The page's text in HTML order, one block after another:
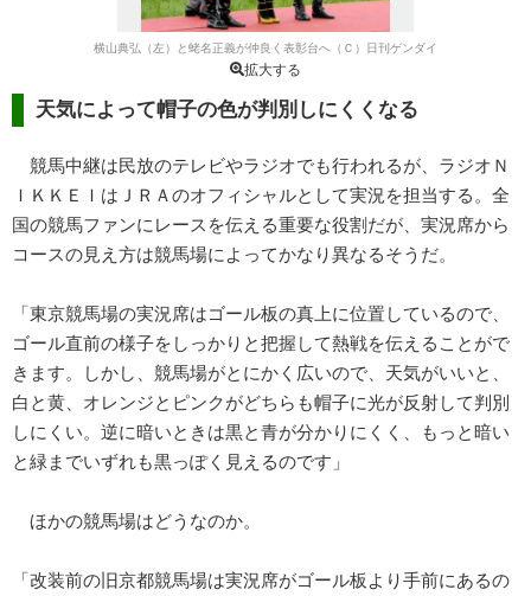
横山典弘（左）と蛯名正義が仲良く表彰台へ（Ｃ）日刊ゲンダイ
拡大する
天気によって帽子の色が判別しにくくなる
競馬中継は民放のテレビやラジオでも行われるが、ラジオＮ
ＩＫＫＥＩはＪＲＡのオフィシャルとして実況を担当する。全
国の競馬ファンにレースを伝える重要な役割だが、実況席から
コースの見え方は競馬場によってかなり異なるそうだ。
「東京競馬場の実況席はゴール板の真上に位置しているので、
ゴール直前の様子をしっかりと把握して熱戦を伝えることがで
きます。しかし、競馬場がとにかく広いので、天気がいいと、
白と黄、オレンジとピンクがどちらも帽子に光が反射して判別
しにくい。逆に暗いときは黒と青が分かりにくく、もっと暗い
と緑までいずれも黒っぽく見えるのです」
ほかの競馬場はどうなのか。
「改装前の旧京都競馬場は実況席がゴール板より手前にあるの